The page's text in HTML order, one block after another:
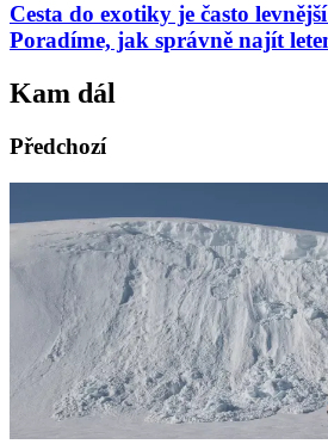
Cesta do exotiky je často
Poradíme, jak správně najít
Kam dál
Předchozí